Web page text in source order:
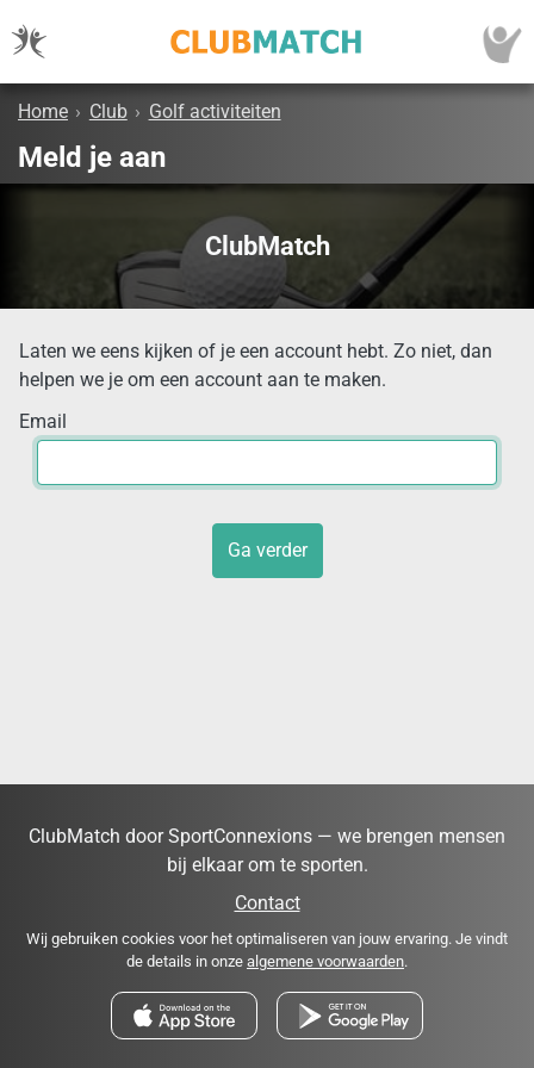
Home › Club › Golf activiteiten
Meld je aan
ClubMatch
Laten we eens kijken of je een account hebt. Zo niet, dan
helpen we je om een account aan te maken.
Email
Ga verder
ClubMatch door SportConnexions — we brengen mensen
bij elkaar om te sporten.
Contact
Wij gebruiken cookies voor het optimaliseren van jouw ervaring. Je vindt
de details in onze algemene voorwaarden.